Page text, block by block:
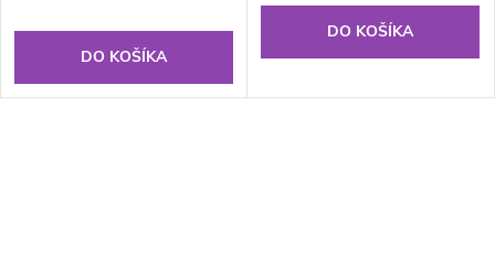
DO KOŠÍKA
DO KOŠÍKA